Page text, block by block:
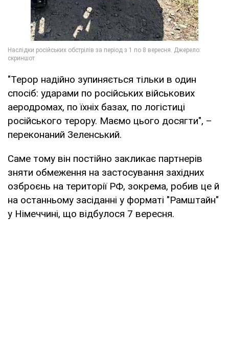
"Терор надійно зупиняється тільки в один
спосіб: ударами по російських військових
аеродромах, по їхніх базах, по логістиці
російського терору. Маємо цього досягти", –
переконаний Зеленський.
Саме тому він постійно закликає партнерів
зняти обмеження на застосування західних
озброєнь на території РФ, зокрема, робив це й
на останньому засіданні у форматі "Рамштайн"
у Німеччині, що відбулося 7 вересня.